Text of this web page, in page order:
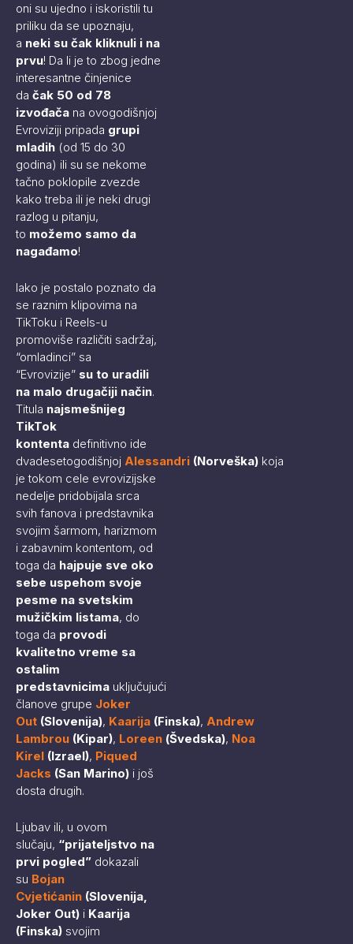
oni su ujedno i iskoristili tu
priliku da se upoznaju,
a neki su čak kliknuli i na
prvu! Da li je to zbog jedne
interesantne činjenice
da čak 50 od 78
izvođača na ovogodišnjoj
Evroviziji pripada grupi
mladih (od 15 do 30
godina) ili su se nekome
tačno poklopile zvezde
kako treba ili je neki drugi
razlog u pitanju,
to možemo samo da
nagađamo!
Iako je postalo poznato da
se raznim klipovima na
TikToku i Reels-u
promoviše različiti sadržaj,
“omladinci” sa
“Evrovizije” su to uradili
na malo drugačiji način.
Titula najsmešnijeg
TikTok
kontenta definitivno ide
dvadesetogodišnjoj Alessandri (Norveška) koja
je tokom cele evrovizijske
nedelje pridobijala srca
svih fanova i predstavnika
svojim šarmom, harizmom
i zabavnim kontentom, od
toga da hajpuje sve oko
sebe uspehom svoje
pesme na svetskim
mužičkim listama, do
toga da provodi
kvalitetno vreme sa
ostalim
predstavnicima uključujući
članove grupe Joker
Out (Slovenija), Kaarija (Finska), Andrew
Lambrou (Kipar), Loreen (Švedska), Noa
Kirel (Izrael), Piqued
Jacks (San Marino) i još
dosta drugih.
Ljubav ili, u ovom
slučaju, “prijateljstvo na
prvi pogled” dokazali
su Bojan
Cvjetićanin (Slovenija,
Joker Out) i Kaarija
(Finska) svojim